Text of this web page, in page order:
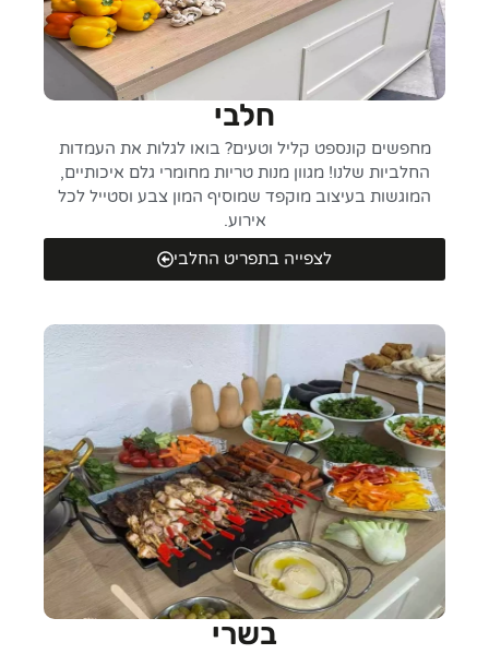
חלבי
מחפשים קונספט קליל וטעים? בואו לגלות את העמדות
החלביות שלנו! מגוון מנות טריות מחומרי גלם איכותיים,
המוגשות בעיצוב מוקפד שמוסיף המון צבע וסטייל לכל
אירוע.
לצפייה בתפריט החלבי
בשרי